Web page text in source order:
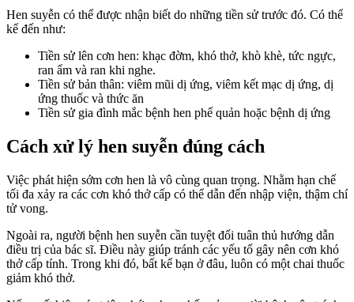
Hen suyễn có thể được nhận biết do những tiền sử trước đó. Có thể
kể đến như:
Tiền sử lên cơn hen: khạc đờm, khó thở, khò khè, tức ngực,
ran ẩm và ran khi nghe.
Tiền sử bản thân: viêm mũi dị ứng, viêm kết mạc dị ứng, dị
ứng thuốc và thức ăn
Tiền sử gia đình mắc bệnh hen phế quản hoặc bệnh dị ứng
Cách xử lý hen suyễn đúng cách
Việc phát hiện sớm cơn hen là vô cùng quan trọng. Nhằm hạn chế
tối đa xảy ra các cơn khó thở cấp có thể dẫn đến nhập viện, thậm chí
tử vong.
Ngoài ra, người bệnh hen suyễn cần tuyệt đối tuân thủ hướng dẫn
điều trị của bác sĩ. Điều này giúp tránh các yếu tố gây nên cơn khó
thở cấp tính. Trong khi đó, bất kể bạn ở đâu, luôn có một chai thuốc
giảm khó thở.